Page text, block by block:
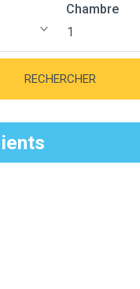
Chambre
RECHERCHER